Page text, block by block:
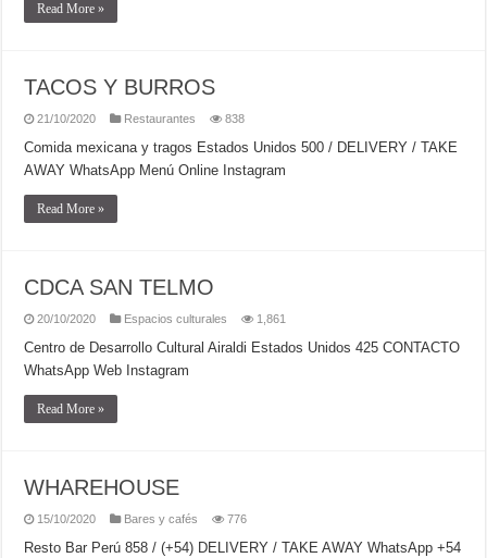
Read More »
TACOS Y BURROS
21/10/2020 Restaurantes 838
Comida mexicana y tragos Estados Unidos 500 / DELIVERY / TAKE
AWAY WhatsApp Menú Online Instagram
Read More »
CDCA SAN TELMO
20/10/2020 Espacios culturales 1,861
Centro de Desarrollo Cultural Airaldi Estados Unidos 425 CONTACTO
WhatsApp Web Instagram
Read More »
WHAREHOUSE
15/10/2020 Bares y cafés 776
Resto Bar Perú 858 / (+54) DELIVERY / TAKE AWAY WhatsApp +54